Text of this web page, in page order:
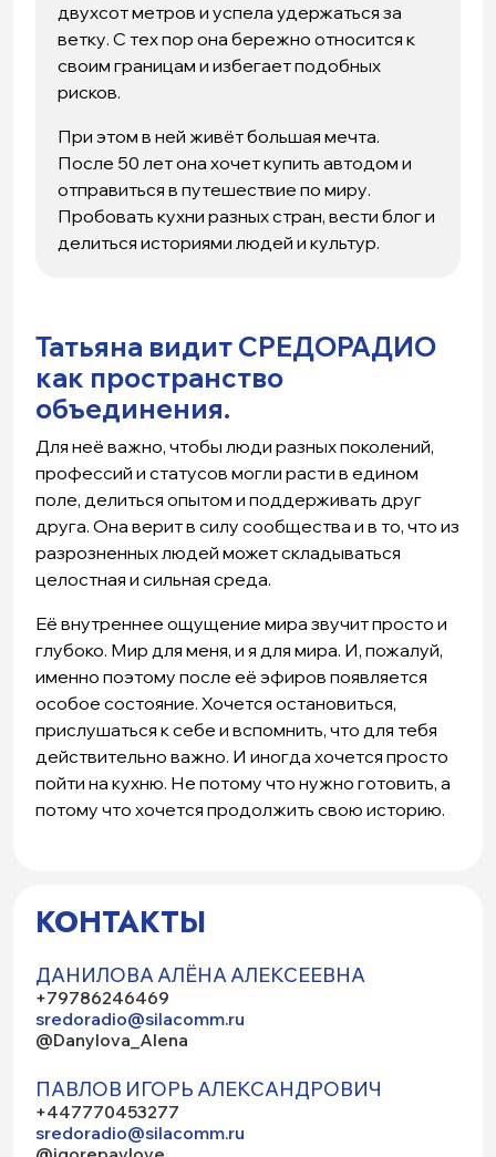
двухсот метров и успела удержаться за
ветку. С тех пор она бережно относится к
своим границам и избегает подобных
рисков.
При этом в ней живёт большая мечта.
После 50 лет она хочет купить автодом и
отправиться в путешествие по миру.
Пробовать кухни разных стран, вести блог и
делиться историями людей и культур.
Татьяна видит СРЕДОРАДИО
как пространство
объединения.
Для неё важно, чтобы люди разных поколений,
профессий и статусов могли расти в едином
поле, делиться опытом и поддерживать друг
друга. Она верит в силу сообщества и в то, что из
разрозненных людей может складываться
целостная и сильная среда.
Её внутреннее ощущение мира звучит просто и
глубоко. Мир для меня, и я для мира. И, пожалуй,
именно поэтому после её эфиров появляется
особое состояние. Хочется остановиться,
прислушаться к себе и вспомнить, что для тебя
действительно важно. И иногда хочется просто
пойти на кухню. Не потому что нужно готовить, а
потому что хочется продолжить свою историю.
КОНТАКТЫ
ДАНИЛОВА АЛЁНА АЛЕКСЕЕВНА
+79786246469
sredoradio@silacomm.ru
@Danylova_Alena
ПАВЛОВ ИГОРЬ АЛЕКСАНДРОВИЧ
+447770453277
sredoradio@silacomm.ru